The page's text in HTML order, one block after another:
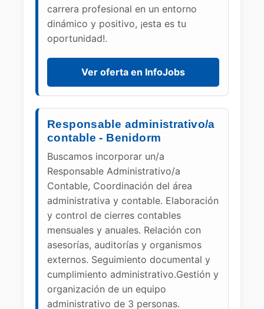
carrera profesional en un entorno
dinámico y positivo, ¡esta es tu
oportunidad!.
Ver oferta en InfoJobs
Responsable administrativo/a
contable - Benidorm
Buscamos incorporar un/a
Responsable Administrativo/a
Contable, Coordinación del área
administrativa y contable. Elaboración
y control de cierres contables
mensuales y anuales. Relación con
asesorías, auditorías y organismos
externos. Seguimiento documental y
cumplimiento administrativo.Gestión y
organización de un equipo
administrativo de 3 personas.